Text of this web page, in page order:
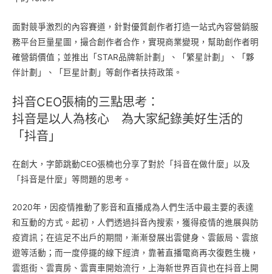
面對競爭激烈的內容賽道，針對優質創作者打造一站式內容營銷服
務平台巨量星圖，撮合創作者合作，實現商業變現，幫助創作者明
確營銷價值；並推出「STAR品牌新計劃」、「繁星計劃」、「夥
伴計劃」、「巨星計劃」等創作者扶持政策。
抖音CEO張楠的三點思考：
抖音是以人為核心 為大家紀錄美好生活的
「抖音」
在創大，字節跳動CEO張楠也分享了對於「抖音在做什麼」以及
「抖音是什麼」等問題的思考。
2020年，因疫情推動了影音和直播成為人們生活中最主要的表達
和互動的方式。起初，人們透過抖音內搜索，獲得疫情的進展與防
疫資訊；在這足不出戶的期間，漸漸發展出雲健身、雲飯局、雲旅
遊等活動；而一度停擺的線下經濟，靠著直播電商再次復甦生機，
雲逛街、雲賣房、雲賣車開始流行，上海新世界百貨也在抖音上開